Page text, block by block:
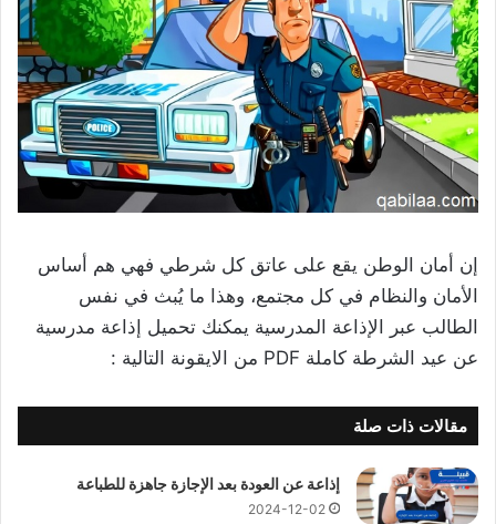
إن أمان الوطن يقع على عاتق كل شرطي فهي هم أساس
الأمان والنظام في كل مجتمع، وهذا ما يُبث في نفس
الطالب عبر الإذاعة المدرسية يمكنك تحميل إذاعة مدرسية
عن عيد الشرطة كاملة PDF من الايقونة التالية :
مقالات ذات صلة
إذاعة عن العودة بعد الإجازة جاهزة للطباعة
2024-12-02